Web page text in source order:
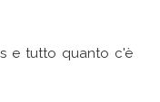
e tutto quanto c'è